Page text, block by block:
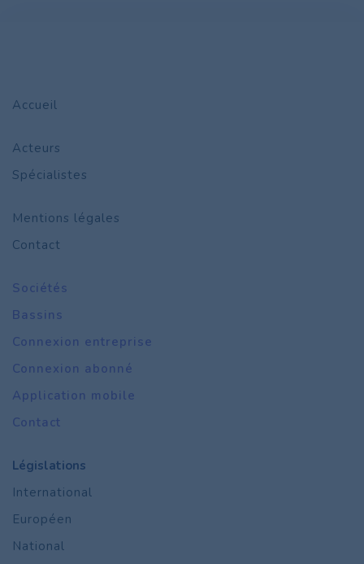
Accueil
Acteurs
Spécialistes
Mentions légales
Contact
Sociétés
Bassins
Connexion entreprise
Connexion abonné
Application mobile
Contact
Législations
International
Européen
National